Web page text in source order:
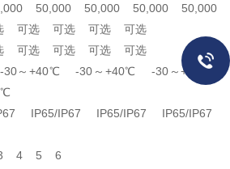
50,000 50,000 50,000 50,000
选 可选 可选 可选 可选
选 可选 可选 可选 可选
30～+40℃ -30～+40℃ -30～+40℃
IP65/IP67 IP65/IP67 IP65/IP67
3 4 5 6